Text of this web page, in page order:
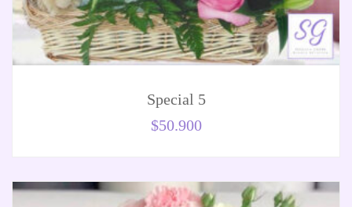
Special 5
$50.900